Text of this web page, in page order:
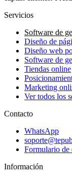
Servicios
Software de
Diseño de
Diseño web
Software de
Tiendas online
Marketing
Ver todos los
Contacto
WhatsApp
Formulario de
Información